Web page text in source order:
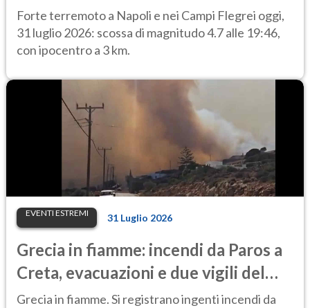
Forte terremoto a Napoli e nei Campi Flegrei oggi,
31 luglio 2026: scossa di magnitudo 4.7 alle 19:46,
con ipocentro a 3 km.
EVENTI ESTREMI 31 Luglio 2026
Grecia in fiamme: incendi da Paros a
Creta, evacuazioni e due vigili del
fuoco morti
Grecia in fiamme. Si registrano ingenti incendi da